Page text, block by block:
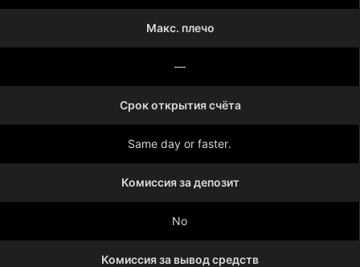
Макс. плечо
—
Срок открытия счёта
Same day or faster.
Комиссия за депозит
No
Комиссия за вывод средств